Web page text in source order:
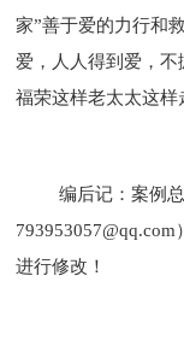
家”善于爱的力行和
爱，人人得到爱，不
福荣这样老太太这样
编后记：案例
进行修改！